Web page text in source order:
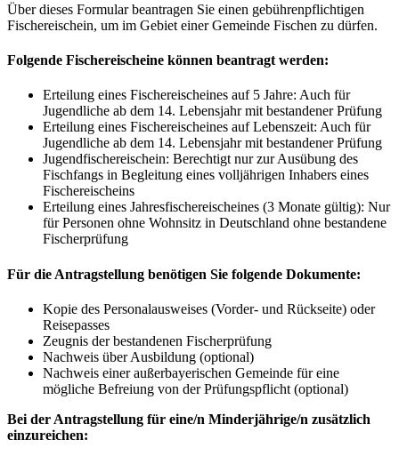
Über dieses Formular beantragen Sie einen gebührenpflichtigen
Fischereischein, um im Gebiet einer Gemeinde Fischen zu dürfen.
Folgende Fischereischeine können beantragt werden:
Erteilung eines Fischereischeines auf 5 Jahre: Auch für
Jugendliche ab dem 14. Lebensjahr mit bestandener Prüfung
Erteilung eines Fischereischeines auf Lebenszeit: Auch für
Jugendliche ab dem 14. Lebensjahr mit bestandener Prüfung
Jugendfischereischein: Berechtigt nur zur Ausübung des
Fischfangs in Begleitung eines volljährigen Inhabers eines
Fischereischeins
Erteilung eines Jahresfischereischeines (3 Monate gültig): Nur
für Personen ohne Wohnsitz in Deutschland ohne bestandene
Fischerprüfung
Für die Antragstellung benötigen Sie folgende Dokumente:
Kopie des Personalausweises (Vorder- und Rückseite) oder
Reisepasses
Zeugnis der bestandenen Fischerprüfung
Nachweis über Ausbildung (optional)
Nachweis einer außerbayerischen Gemeinde für eine
mögliche Befreiung von der Prüfungspflicht (optional)
Bei der Antragstellung für eine/n Minderjährige/n zusätzlich
einzureichen: